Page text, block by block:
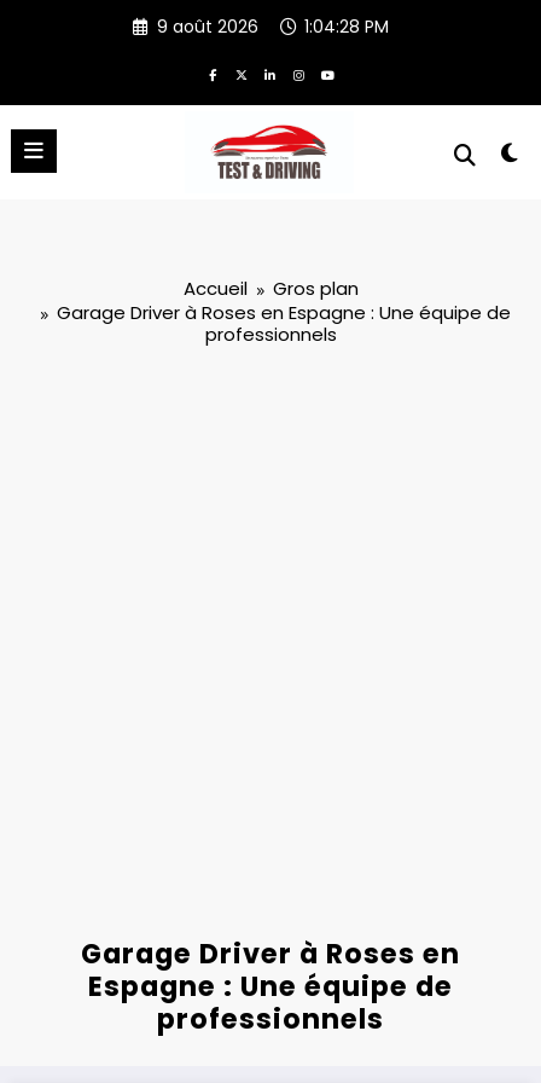
9 août 2026 1:04:30 PM
Accueil
Gros plan
Garage Driver à Roses en Espagne : Une équipe de
professionnels
Garage Driver à Roses en
Espagne : Une équipe de
professionnels